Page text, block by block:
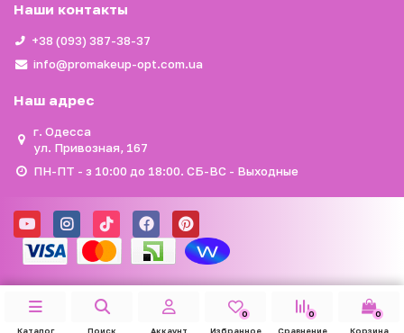
Наши контакты
+38 (093) 387-38-37
info@promakeup-opt.com.ua
Наш адрес
г. Одесса
ул. Привозная, 167
ПН-ПТ - з 10:00 до 18:00. СБ-ВС - Выходные
Каталог Поиск Аккаунт
0
Избранное
0
Сравнение
0
Корзина